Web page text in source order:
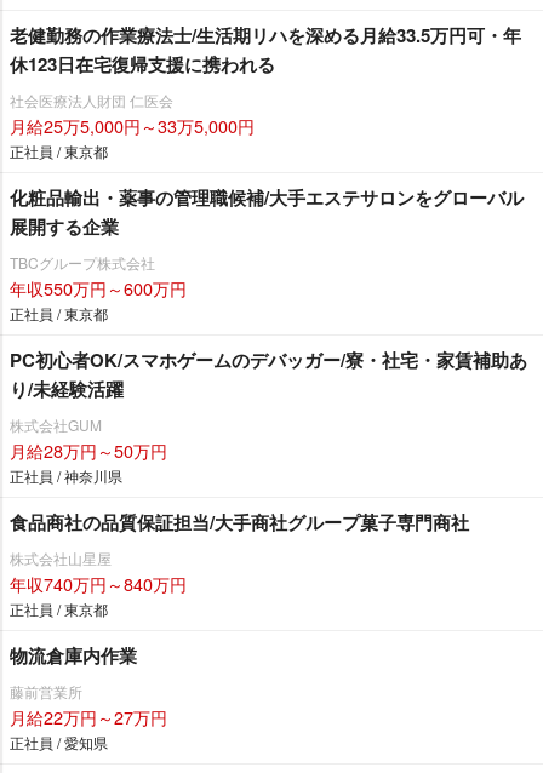
老健勤務の作業療法士/生活期リハを深める月給33.5万円可・年
休123日在宅復帰支援に携われる
社会医療法人財団 仁医会
月給25万5,000円～33万5,000円
正社員 / 東京都
化粧品輸出・薬事の管理職候補/大手エステサロンをグローバル
展開する企業
TBCグループ株式会社
年収550万円～600万円
正社員 / 東京都
PC初心者OK/スマホゲームのデバッガー/寮・社宅・家賃補助あ
り/未経験活躍
株式会社GUM
月給28万円～50万円
正社員 / 神奈川県
食品商社の品質保証担当/大手商社グループ菓子専門商社
株式会社山星屋
年収740万円～840万円
正社員 / 東京都
物流倉庫内作業
藤前営業所
月給22万円～27万円
正社員 / 愛知県